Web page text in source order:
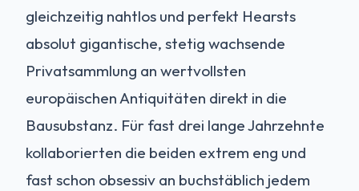
gleichzeitig nahtlos und perfekt Hearsts
absolut gigantische, stetig wachsende
Privatsammlung an wertvollsten
europäischen Antiquitäten direkt in die
Bausubstanz. Für fast drei lange Jahrzehnte
kollaborierten die beiden extrem eng und
fast schon obsessiv an buchstäblich jedem